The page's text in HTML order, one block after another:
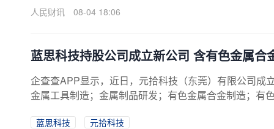
人民财讯
08-04 18:06
蓝思科技持股公司成立新公司 含有色金属合
企查查APP显示，近日，元拾科技（东莞）有限公司成
金属工具制造；金属制品研发；有色金属合金制造；有
蓝思科技
元拾科技